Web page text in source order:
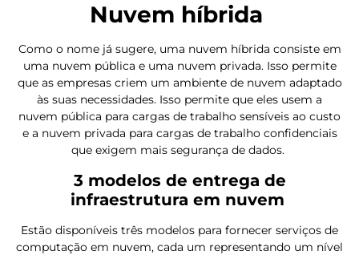
Nuvem híbrida
Como o nome já sugere, uma nuvem híbrida consiste em
uma nuvem pública e uma nuvem privada. Isso permite
que as empresas criem um ambiente de nuvem adaptado
às suas necessidades. Isso permite que eles usem a
nuvem pública para cargas de trabalho sensíveis ao custo
e a nuvem privada para cargas de trabalho confidenciais
que exigem mais segurança de dados.
3 modelos de entrega de
infraestrutura em nuvem
Estão disponíveis três modelos para fornecer serviços de
computação em nuvem, cada um representando um nível